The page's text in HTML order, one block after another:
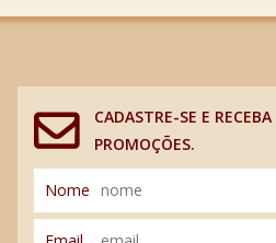
CADASTRE-SE E
PROMOÇÕES.
Nome